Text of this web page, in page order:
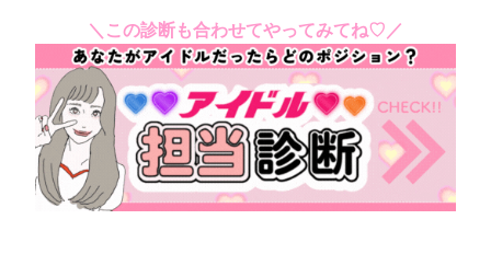
＼この診断も合わせてやってみてね♡／